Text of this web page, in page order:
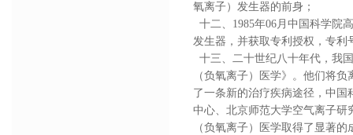
氧离子）发生器的前身；
十二、 1985年06月中国科学院
发生器 ，并获取专利授权， 专利
十三、 二十世纪八十年代，我
（负氧离子）医学》。他们将
了一条新的治疗疾病途径，中
中心、北京师范大学空气离子研
（负氧离子）医学取得了显著